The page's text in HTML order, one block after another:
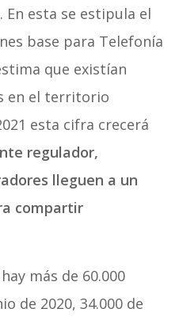
En esta se estipula el
base para Telefonía
que existían
en el territorio
esta cifra crecerá
regulador,
lleguen a un
compartir
más de 60.000
de 2020, 34.000 de